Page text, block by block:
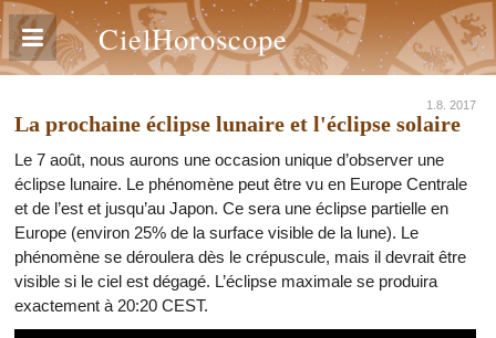
CielHoroscope
1.8. 2017
La prochaine éclipse lunaire et l'éclipse solaire
Le 7 août, nous aurons une occasion unique d’observer une
éclipse lunaire. Le phénomène peut être vu en Europe Centrale
et de l’est et jusqu’au Japon. Ce sera une éclipse partielle en
Europe (environ 25% de la surface visible de la lune). Le
phénomène se déroulera dès le crépuscule, mais il devrait être
visible si le ciel est dégagé. L’éclipse maximale se produira
exactement à 20:20 CEST.